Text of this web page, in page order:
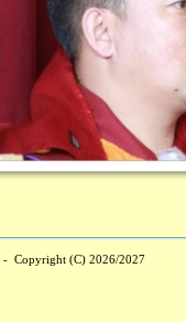
- Copyright (C) 2026/2027